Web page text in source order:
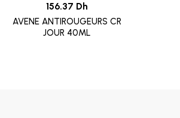
156.37 Dh
AVENE ANTIROUGEURS CR
JOUR 40ML